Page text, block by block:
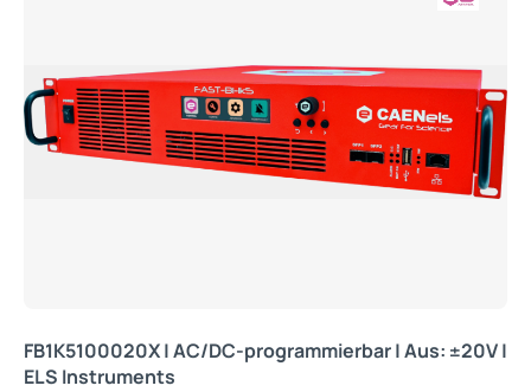
FB1K5100020X | AC/DC-programmierbar | Aus: ±20V |
ELS Instruments